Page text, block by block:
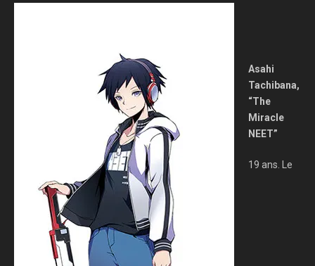
Asahi
Tachibana,
“The
Miracle
NEET”
19 ans. Le